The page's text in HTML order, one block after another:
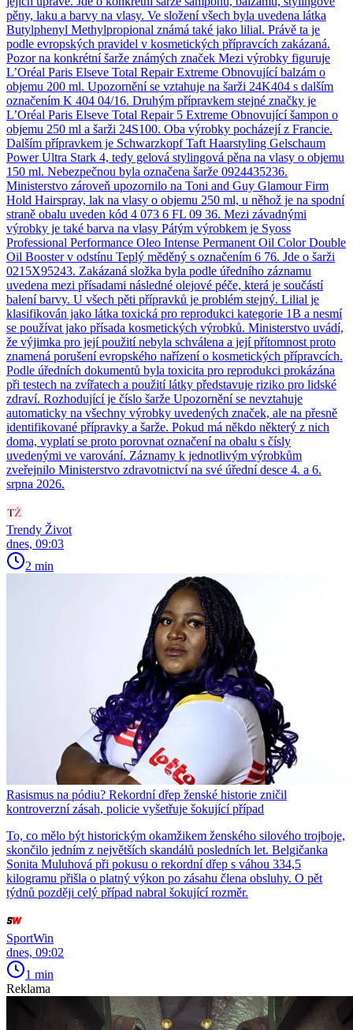
pěny, laku a barvy na vlasy. Ve složení všech byla uvedena látka
Butylphenyl Methylpropional známá také jako lilial. Právě ta je
podle evropských pravidel v kosmetických přípravcích zakázaná.
Pozor na konkrétní šarže známých značek Mezi výrobky figuruje
L’Oréal Paris Elseve Total Repair Extreme Obnovující balzám o
objemu 200 ml. Upozornění se vztahuje na šarži 24K404 s dalším
označením K 404 04/16. Druhým přípravkem stejné značky je
L’Oréal Paris Elseve Total Repair 5 Extreme Obnovující šampon o
objemu 250 ml a šarži 24S100. Oba výrobky pocházejí z Francie.
Dalším přípravkem je Schwarzkopf Taft Haarstyling Gelschaum
Power Ultra Stark 4, tedy gelová stylingová pěna na vlasy o objemu
150 ml. Nebezpečnou byla označena šarže 0924435236.
Ministerstvo zároveň upozornilo na Toni and Guy Glamour Firm
Hold Hairspray, lak na vlasy o objemu 250 ml, u něhož je na spodní
straně obalu uveden kód 4 073 6 FL 09 36. Mezi závadnými
výrobky je také barva na vlasy Pátým výrobkem je Syoss
Professional Performance Oleo Intense Permanent Oil Color Double
Oil Booster v odstínu Teplý měděný s označením 6 76. Jde o šarži
0215X95243. Zakázaná složka byla podle úředního záznamu
uvedena mezi přísadami následné olejové péče, která je součástí
balení barvy. U všech pěti přípravků je problém stejný. Lilial je
klasifikován jako látka toxická pro reprodukci kategorie 1B a nesmí
se používat jako přísada kosmetických výrobků. Ministerstvo uvádí,
že výjimka pro její použití nebyla schválena a její přítomnost proto
znamená porušení evropského nařízení o kosmetických přípravcích.
Podle úředních dokumentů byla toxicita pro reprodukci prokázána
při testech na zvířatech a použití látky představuje riziko pro lidské
zdraví. Rozhodující je číslo šarže Upozornění se nevztahuje
automaticky na všechny výrobky uvedených značek, ale na přesně
identifikované přípravky a šarže. Pokud má někdo některý z nich
doma, vyplatí se proto porovnat označení na obalu s čísly
uvedenými ve varování. Záznamy k jednotlivým výrobkům
zveřejnilo Ministerstvo zdravotnictví na své úřední desce 4. a 6.
srpna 2026.
Trendy Život
dnes, 09:03
2 min
Rasismus na pódiu? Rekordní dřep ženské historie zničil
kontroverzní zásah, policie vyšetřuje šokující případ
To, co mělo být historickým okamžikem ženského silového trojboje,
skončilo jedním z největších skandálů posledních let. Belgičanka
Sonita Muluhová při pokusu o rekordní dřep s váhou 334,5
kilogramu přišla o platný výkon po zásahu člena obsluhy. O pět
týdnů později celý případ nabral šokující rozměr.
SportWin
dnes, 09:02
1 min
Reklama